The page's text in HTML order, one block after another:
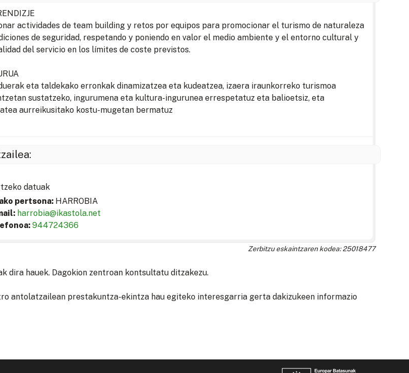
actividades de team building y retos por equipos para promocionar el turismo de naturaleza
de seguridad, respetando y poniendo en valor el medio ambiente y el entorno cultural y
del servicio en los límites de coste previstos.
eta taldekako erronkak dinamizatzea eta kudeatzea, izaera iraunkorreko turismoa
sustatzeko, ingurumena eta kultura-ingurunea errespetatuz eta balioetsiz, eta
aurreikusitako kostu-mugetan bermatuz
datuak
pertsona: HARROBIA
harrobia@ikastola.net
944724366
Zerbitzu eskaintzaren kodea: 25018477
dira hauek. Dagokion zentroan kontsultatu ditzakezu.
antolatzailean prestakuntza-ekintza hau egiteko interesgarria gerta dakizukeen informazio